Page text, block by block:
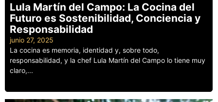
Lula Martín del Campo: La Cocina del
Futuro es Sostenibilidad, Conciencia y
Responsabilidad
junio 27, 2025
La cocina es memoria, identidad y, sobre todo,
responsabilidad, y la chef Lula Martín del Campo lo tiene muy
claro,...